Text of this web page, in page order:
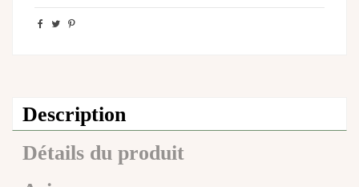
Description
Détails du produit